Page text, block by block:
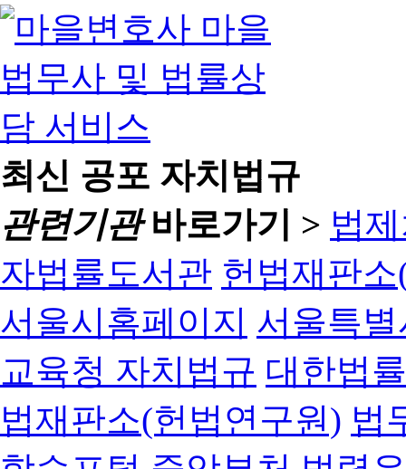
최신 공포 자치법규
관련기관바로가기 > 법
자법률도서관 헌법재판
서울시홈페이지 서울특
교육청 자치법규 대한법
법재판소(헌법연구원) 법